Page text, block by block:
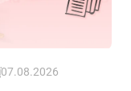
07.08.2026